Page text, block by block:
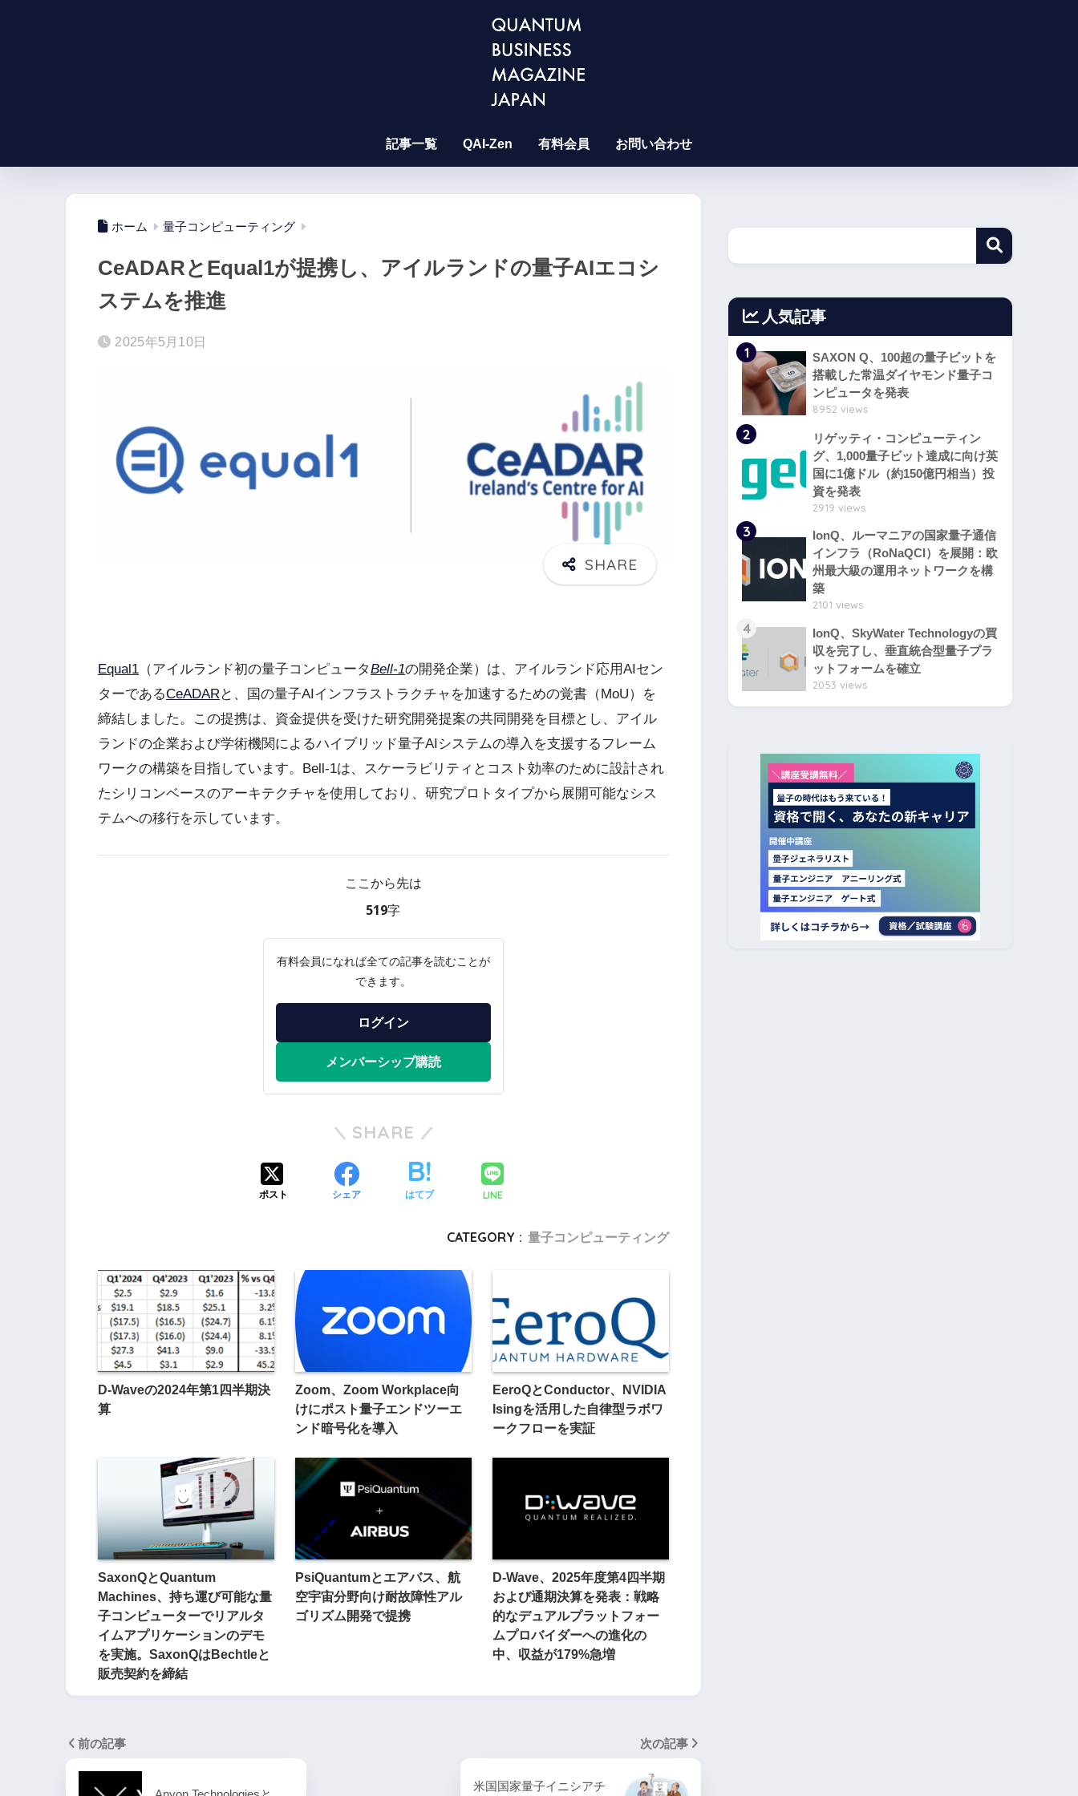
記事一覧 QAI-Zen 有料会員 お問い合わせ
ホーム 量子コンピューティング
CeADARとEqual1が提携し、アイルランドの量子AIエコシ
ステムを推進
2025年5月10日
Equal1 （アイルランド初の量子コンピュータBell-1の開発企業）は、アイルランド応用AIセン
ターであるCeADARと、国の量子AIインフラストラクチャを加速するための覚書（MoU）を
締結しました。この提携は、資金提供を受けた研究開発提案の共同開発を目標とし、アイル
ランドの企業および学術機関によるハイブリッド量子AIシステムの導入を支援するフレーム
ワークの構築を目指しています。Bell-1は、スケーラビリティとコスト効率のために設計され
たシリコンベースのアーキテクチャを使用しており、研究プロトタイプから展開可能なシス
テムへの移行を示しています。
ここから先は
519字
有料会員になれば全ての記事を読むことが
できます。
ログイン
メンバーシップ購読
SHARE
ポスト シェア はてブ LINE
CATEGORY : 量子コンピューティング
D-Waveの2024年第1四半期決
算
Zoom、Zoom Workplace向
けにポスト量子エンドツーエ
ンド暗号化を導入
EeroQとConductor、NVIDIA
Isingを活用した自律型ラボワ
ークフローを実証
SaxonQとQuantum
Machines、持ち運び可能な量
子コンピューターでリアルタ
イムアプリケーションのデモ
を実施。SaxonQはBechtleと
販売契約を締結
PsiQuantumとエアバス、航
空宇宙分野向け耐故障性アル
ゴリズム開発で提携
D-Wave、2025年度第4四半期
および通期決算を発表：戦略
的なデュアルプラットフォー
ムプロバイダーへの進化の
中、収益が179%急増
前の記事 次の記事
米国国家量子イニシアチ
人気記事
1
SAXON Q、100超の量子ビットを
搭載した常温ダイヤモンド量子コ
ンピュータを発表
8952 views
2
リゲッティ・コンピューティン
グ、1,000量子ビット達成に向け英
国に1億ドル（約150億円相当）投
資を発表
2919 views
3
IonQ、ルーマニアの国家量子通信
インフラ（RoNaQCI）を展開：欧
州最大級の運用ネットワークを構
築
2101 views
4
IonQ、SkyWater Technologyの買
収を完了し、垂直統合型量子プラ
ットフォームを確立
2053 views